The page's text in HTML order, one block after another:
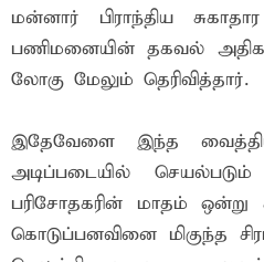
மன்னார் பிராந்திய
பணிமனையின் தகவல்
லோகு மேலும் தெரிவித்தார்.
இதேவேளை இந்த
அடிப்படையில்
பரிசோதகரின் மாதம்
கொடுப்பனவினை மிகுந்த